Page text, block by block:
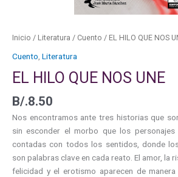
Inicio / Literatura / Cuento / EL HILO QUE NOS
Cuento Literatura
EL HILO QUE NOS UNE
B/.8.50
Nos encontramos ante tres historias que
sin esconder el morbo que los personajes
contadas con todos los sentidos, donde
son palabras clave en cada reato. El amor, la
felicidad y el erotismo aparecen de